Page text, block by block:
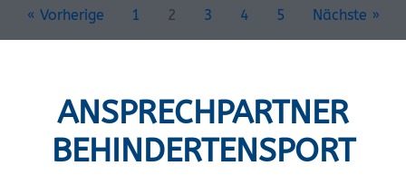
« Vorherige 1 2 3 4 5 Nächste »
ANSPRECHPARTNER
BEHINDERTENSPORT